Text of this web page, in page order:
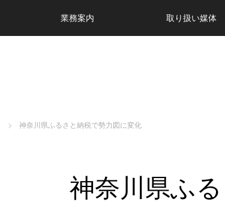
業務案内 取り扱い媒体
神奈川県ふるさと納税で勢力図に変化
神奈川県ふ